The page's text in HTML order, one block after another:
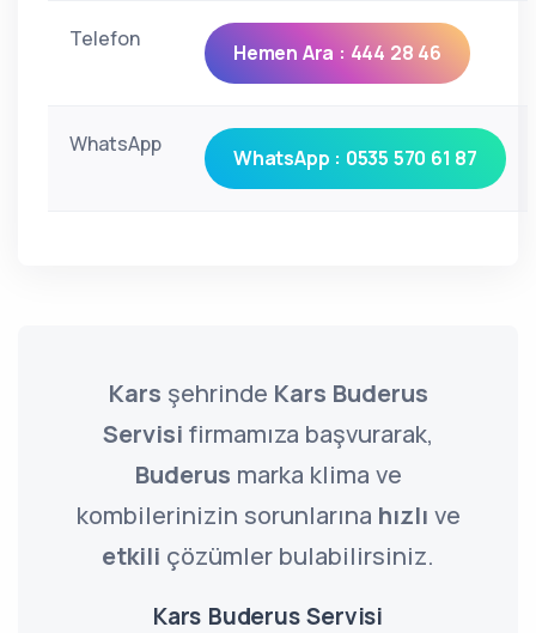
Telefon
Hemen Ara : 444 28 46
WhatsApp
WhatsApp : 0535 570 61 87
Kars şehrinde Kars Buderus
Servisi firmamıza başvurarak,
Buderus marka klima ve
kombilerinizin sorunlarına hızlı ve
etkili çözümler bulabilirsiniz.
Kars Buderus Servisi